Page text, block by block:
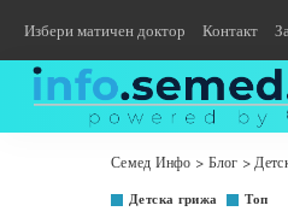
Избери матичен доктор Контакт
Семед Инфо > Блог >
Детска грижа Топ